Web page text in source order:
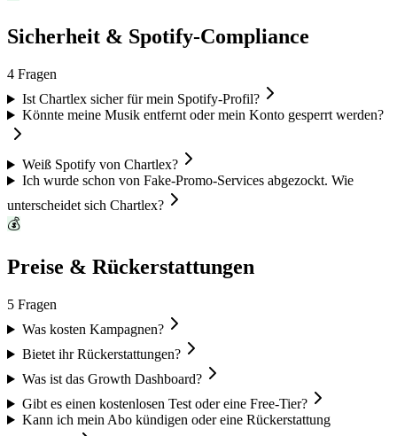
Sicherheit & Spotify-Compliance
4 Fragen
Ist Chartlex sicher für mein Spotify-Profil?
Könnte meine Musik entfernt oder mein Konto gesperrt werden?
Weiß Spotify von Chartlex?
Ich wurde schon von Fake-Promo-Services abgezockt. Wie
unterscheidet sich Chartlex?
💰
Preise & Rückerstattungen
5 Fragen
Was kosten Kampagnen?
Bietet ihr Rückerstattungen?
Was ist das Growth Dashboard?
Gibt es einen kostenlosen Test oder eine Free-Tier?
Kann ich mein Abo kündigen oder eine Rückerstattung